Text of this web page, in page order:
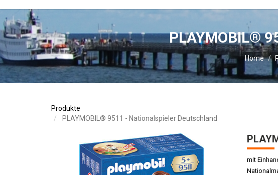
PLAYMOBIL®
Home
Produkte
PLAYMOBIL® 9511 - Nationalspieler Deutschland
mit